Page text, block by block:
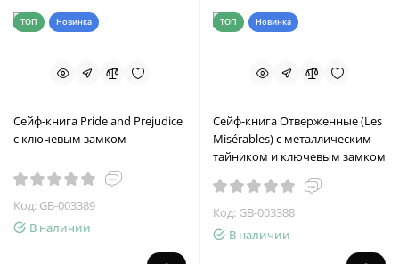
ТОП Новинка
Сейф-книга Pride and Prejudice
с ключевым замком
Код: GB-003389
В наличии
ТОП Новинка
Сейф-книга Отверженные (Les
Misérables) с металлическим
тайником и ключевым замком
Код: GB-003388
В наличии